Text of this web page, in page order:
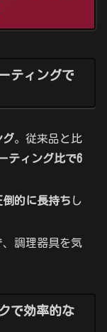
ティングで
グ。従来品と比
ティング比で6
的に長持ち し
、調理器具を気
で効率的な